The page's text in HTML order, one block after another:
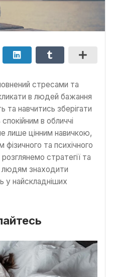
стресами та
в людей бажання
та навчитись зберігати
в обличчі
лише цінним навичкою,
та психічного
стратегії та
людям знаходити
у найскладніших